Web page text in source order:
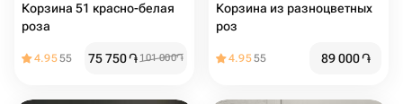
Корзина 51 красно-белая
роза
4.9555 75 750֏ 101 000֏
Корзина из разноцветных
роз
4.9555 89 000֏